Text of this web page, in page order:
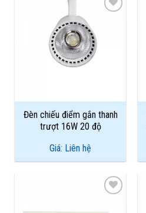
Đèn chiếu điểm gắn thanh
trượt 16W 20 độ
Giá: Liên hệ